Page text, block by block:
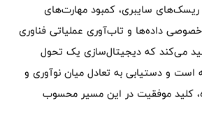
ریسک‌های سایبری، کمبود مهارت‌های
داده‌ها و تاب‌آوری عملیاتی فناوری
می‌کند که دیجیتال‌سازی یک تحول
و دستیابی به تعادل میان نوآوری و
کلید موفقیت در این مسیر محسوب